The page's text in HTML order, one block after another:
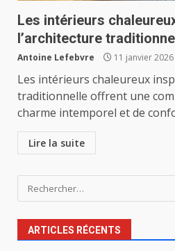
Les intérieurs
l’architecture
Antoine Lefebvre 11 janvier 2026
Les intérieurs chaleureux
traditionnelle offrent une
charme intemporel et de
Lire la suite
Rechercher :
ARTICLES RÉCENTS